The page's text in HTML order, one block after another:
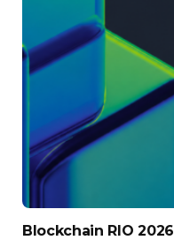
Blockchain RIO 2026